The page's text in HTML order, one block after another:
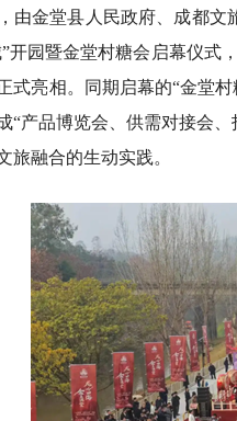
由金堂县人民政府、成都
”开园暨金堂村糖会启幕仪
式亮相。同期启幕的“金堂
“产品博览会、供需对接会
旅融合的生动实践。